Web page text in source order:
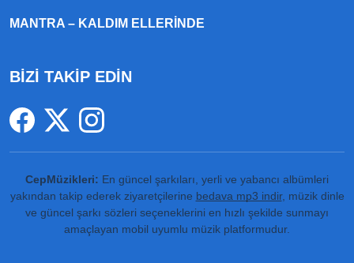
MANTRA – KALDIM ELLERINDE
BİZİ TAKİP EDİN
CepMüzikleri: En güncel şarkıları, yerli ve yabancı albümleri
yakından takip ederek ziyaretçilerine bedava mp3 indir, müzik dinle
ve güncel şarkı sözleri seçeneklerini en hızlı şekilde sunmayı
amaçlayan mobil uyumlu müzik platformudur.